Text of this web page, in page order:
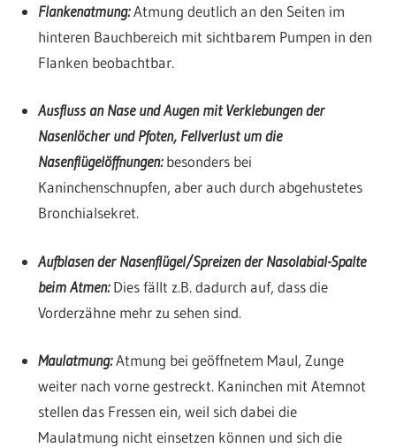
Flankenatmung:Atmung deutlich an den Seiten im
hinteren Bauchbereich mit sichtbarem Pumpen in den
Flanken beobachtbar.
Ausfluss an Nase und Augen mit Verklebungen der
Nasenlöcher und Pfoten, Fellverlust um die
Nasenflügelöffnungen:besonders bei
Kaninchenschnupfen, aber auch durch abgehustetes
Bronchialsekret.
Aufblasen der Nasenflügel/Spreizen der Nasolabial-Spalte
beim Atmen:Dies fällt z.B. dadurch auf, dass die
Vorderzähne mehr zu sehen sind.
Maulatmung:Atmung bei geöffnetem Maul, Zunge
weiter nach vorne gestreckt. Kaninchen mit Atemnot
stellen das Fressen ein, weil sich dabei die
Maulatmung nicht einsetzen können und sich die